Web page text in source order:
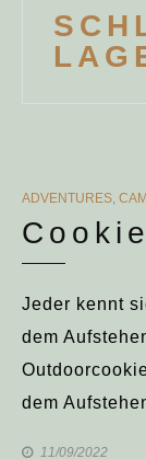
CATEGORIES
ADVENTURES,
Jeder kennt
dem
dem
11/09/2022